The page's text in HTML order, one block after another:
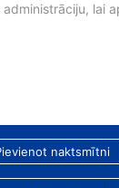
lai
naktsmītni